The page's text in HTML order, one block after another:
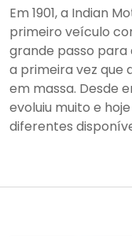
Em 1901, a Indian
primeiro veículo
grande passo para
a primeira vez que
em massa. Desde
evoluiu muito e
diferentes